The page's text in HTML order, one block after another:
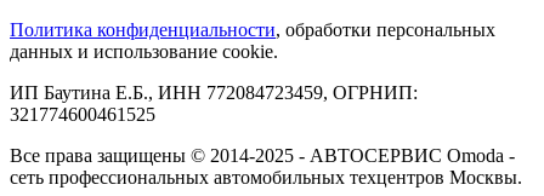
Политика конфиденциальности, обработки персональных
данных и использование cookie.
ИП Баутина Е.Б., ИНН 772084723459, ОГРНИП:
321774600461525
Все права защищены © 2014-2025 - АВТОСЕРВИС Omoda -
сеть профессиональных автомобильных техцентров Москвы.